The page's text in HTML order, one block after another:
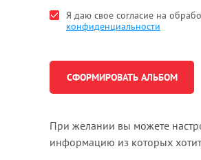
Я даю свое согласие на
конфиденциальности
При желании вы можете
информацию из которых